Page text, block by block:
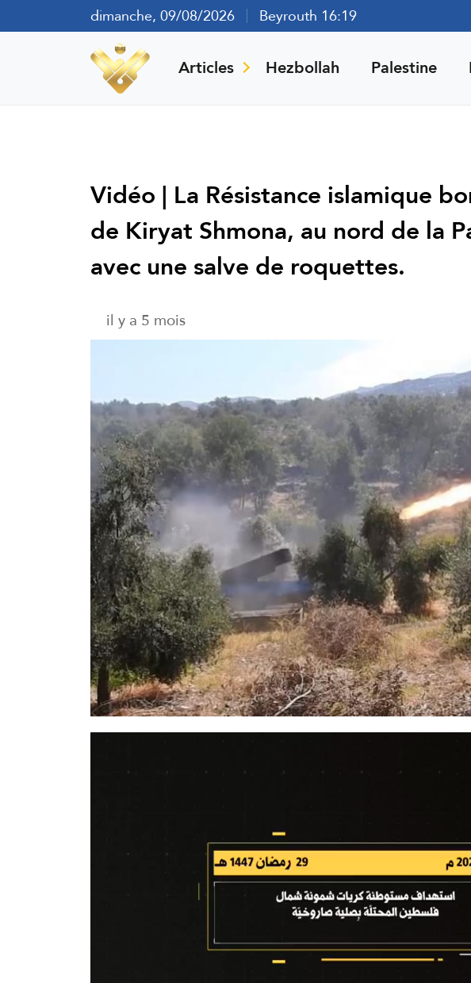
dimanche, 09/08/2026 Beyrouth 16:19
Articles Hezbollah Palestine
Vidéo | La Résistance islamique
de Kiryat Shmona, au nord de la
avec une salve de roquettes.
il y a 5 mois